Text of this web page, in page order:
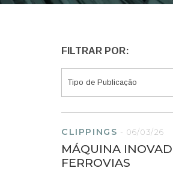
FILTRAR POR:
CLIPPINGS -06/03/26
MÁQUINA
FERROVIAS